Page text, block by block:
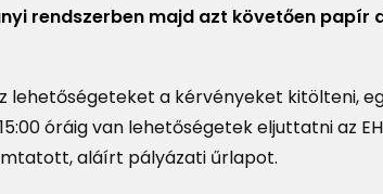
rendszerben majd azt követően papír
lehetőségeteket a kérvényeket kitölteni,
óráig van lehetőségetek eljuttatni az
aláírt pályázati űrlapot.